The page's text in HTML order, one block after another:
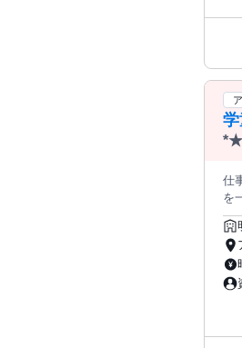
仕
を
か
習
務 こども達をサポート♪ こどもたちが安心して過ごせる放課後の居場所 づくりを一緒につくるお仕事です。遊びや活
動
安心して働けます